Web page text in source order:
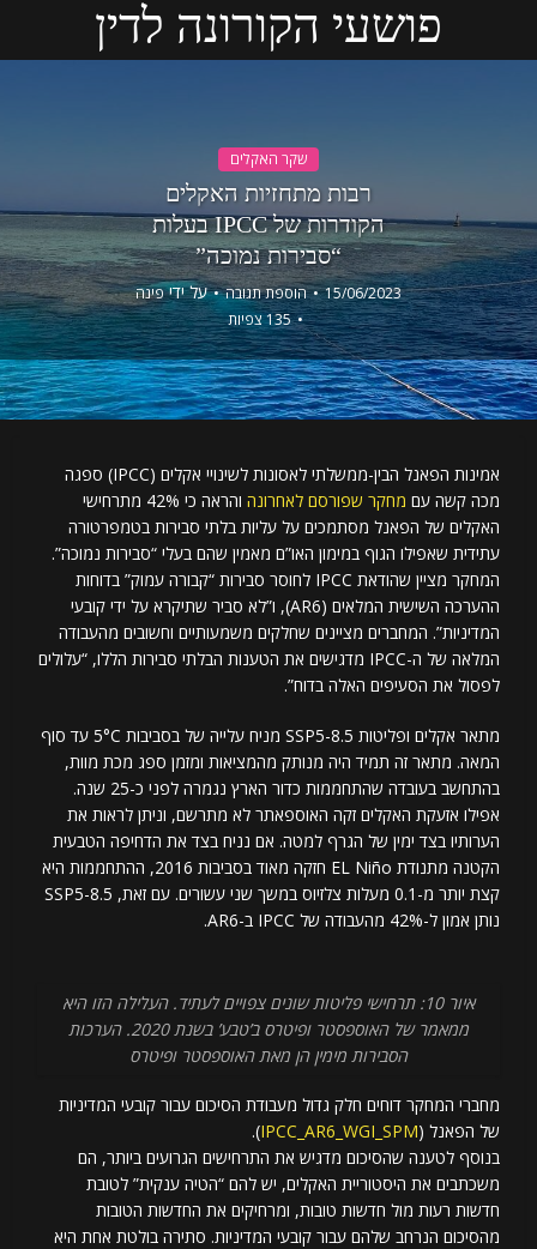
פושעי הקורונה לדין
שקר האקלים
רבות מתחזיות האקלים
הקודרות של IPCC בעלות
“סבירות נמוכה”
15/06/2023 הוספת תגובה על ידיפינה
135 צפיות
אמינות הפאנל הבין-ממשלתי לאסונות לשינויי אקלים (IPCC) ספגה
מכה קשה עם מחקר שפורסם לאחרונה
והראה כי 42% מתרחישי
האקלים של הפאנל מסתמכים על עליות בלתי סבירות בטמפרטורה
עתידית שאפילו הגוף במימון האו”ם מאמין שהם בעלי “סבירות נמוכה”.
המחקר מציין שהודאת IPCC לחוסר סבירות “קבורה עמוק” בדוחות
ההערכה השישית המלאים (AR6), ו”לא סביר שתיקרא על ידי קובעי
המדיניות”. המחברים מציינים שחלקים משמעותיים וחשובים מהעבודה
המלאה של ה-IPCC מדגישים את הטענות הבלתי סבירות הללו, “עלולים
לפסול את הסעיפים האלה בדוח”.
מתאר אקלים ופליטות SSP5-8.5 מניח עלייה של בסביבות 5°C עד סוף
המאה. מתאר זה תמיד היה מנותק מהמציאות ומזמן ספג מכת מוות,
בהתחשב בעובדה שהתחממות כדור הארץ נגמרה לפני כ-25 שנה.
אפילו אזעקת האקלים זקה האוספאתר לא מתרשם, וניתן לראות את
הערותיו בצד ימין של הגרף למטה. אם נניח בצד את הדחיפה הטבעית
הקטנה מתנודת EL Niño חזקה מאוד בסביבות 2016, ההתחממות היא
קצת יותר מ-0.1 מעלות צלזיוס במשך שני עשורים. עם זאת, SSP5-8.5
נותן אמון ל-42% מהעבודה של IPCC ב-AR6.
איור 10: תרחישי פליטות שונים צפויים לעתיד. העלילה הזו היא
ממאמר של האוספסטר ופיטרס ב’טבע’ בשנת 2020. הערכות
הסבירות מימין הן מאת האוספסטר ופיטרס
מחברי המחקר דוחים חלק גדול מעבודת הסיכום עבור קובעי המדיניות
של הפאנל (IPCC_AR6_WGI_SPM
).
בנוסף לטענה שהסיכום מדגיש את התרחישים הגרועים ביותר, הם
משכתבים את היסטוריית האקלים, יש להם “הטיה ענקית” לטובת
חדשות רעות מול חדשות טובות, ומרחיקים את החדשות הטובות
מהסיכום הנרחב שלהם עבור קובעי המדיניות. סתירה בולטת אחת היא